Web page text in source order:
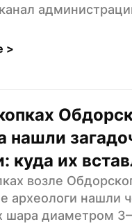
>
нашли
куда их
возле
археологи нашли
шара диаметром